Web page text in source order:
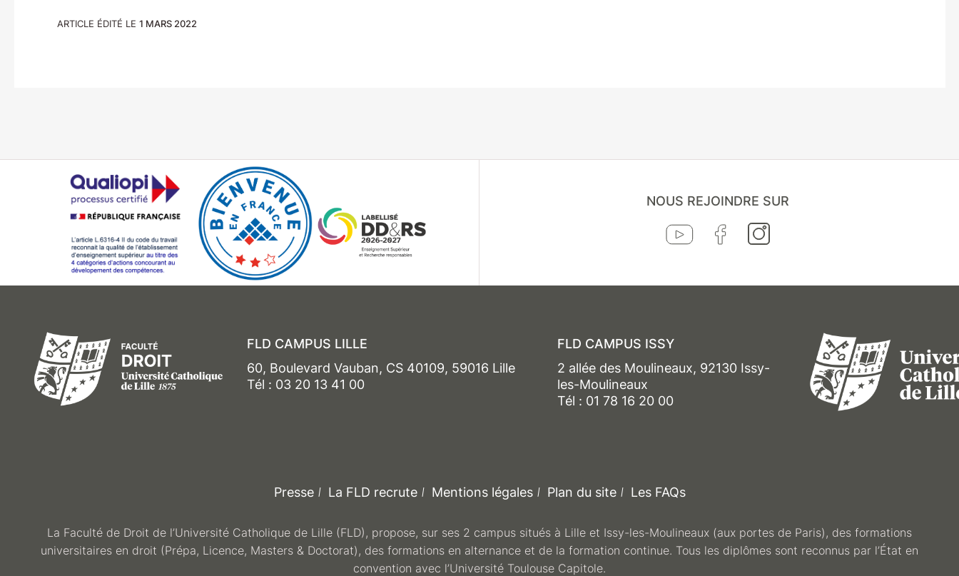
ARTICLE ÉDITÉ LE 1 MARS 2022
NOUS REJOINDRE SUR
FLD CAMPUS LILLE
60, Boulevard Vauban, CS 40109, 59016 Lille
Tél : 03 20 13 41 00
FLD CAMPUS ISSY
2 allée des Moulineaux, 92130 Issy-
les-Moulineaux
Tél : 01 78 16 20 00
Presse La FLD recrute Mentions légales Plan du site Les FAQs
La Faculté de Droit de l’Université Catholique de Lille (FLD), propose, sur ses 2 campus situés à Lille et Issy-les-Moulineaux (aux portes de Paris), des formations
universitaires en droit (Prépa, Licence, Masters & Doctorat), des formations en alternance et de la formation continue. Tous les diplômes sont reconnus par l’État en
convention avec l’Université Toulouse Capitole.